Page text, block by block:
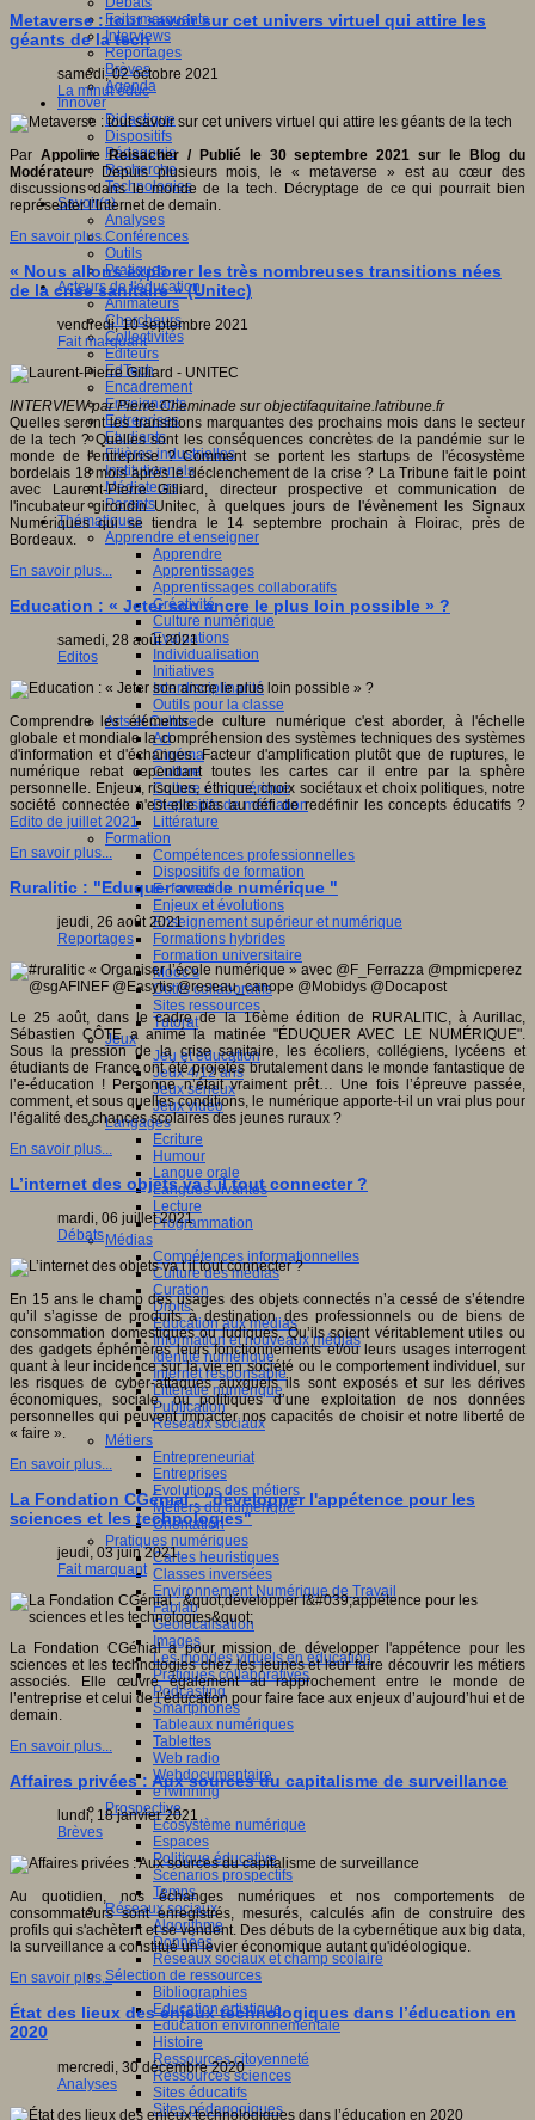
Faits marquants
Interviews
Reportages
Brèves
Agenda
Innover
Didactique
Dispositifs
Pédagogie
Recherche
Technologies
Savoir(s)
Analyses
Conférences
Outils
Pratiques
Acteurs de l'éducation
Animateurs
Chercheurs
Collectivités
Editeurs
EdTech
Encadrement
Enseignants
Entreprises
Etudiants
Filières industrielles
Institutionnels
Médiateurs
Parents
Thématiques
Apprendre et enseigner
Apprendre
Apprentissages
Apprentissages collaboratifs
Créativité
Culture numérique
Evaluations
Individualisation
Initiatives
Interdisciplinarité
Outils pour la classe
Arts et Culture
Art
Cinéma
Culture
Culture et numérique
Dispositifs de médiation
Littérature
Formation
Compétences professionnelles
Dispositifs de formation
E- formation
Enjeux et évolutions
Enseignement supérieur et numérique
Formations hybrides
Formation universitaire
Mooc’s
Outils collaboratifs
Sites ressources
Tutorat
Jeux
Jeu et éducation
Jeux 4/12 ans
Jeux sérieux
Jeux vidéo
Langages
Ecriture
Humour
Langue orale
Langues vivantes
Lecture
Programmation
Médias
Compétences informationnelles
Culture des médias
Curation
Droits
Education aux médias
Information et nouveaux médias
Identité numérique
Internet responsable
Littératie numérique
Publication
Réseaux sociaux
Métiers
Entrepreneuriat
Entreprises
Evolutions des métiers
Métiers du numérique
Orientation
Pratiques numériques
Cartes heuristiques
Classes inversées
Environnement Numérique de Travail
Fablab
Géolocalisation
Images
Les mondes virtuels en éducation
Pratiques collaboratives
Podcasting
Smartphones
Tableaux numériques
Tablettes
Web radio
Webdocumentaire
eTwinning
Prospective
Ecosystème numérique
Espaces
Politique éducative
Scénarios prospectifs
Temps
Réseaux sociaux
Algorithme
Données
Réseaux sociaux et champ scolaire
Sélection de ressources
Bibliographies
Education artistique
Education environnementale
Histoire
Ressources citoyenneté
Ressources sciences
Sites éducatifs
Sites pédagogiques
Metaverse : tout savoir sur cet univers virtuel qui attire les
géants de la tech
samedi, 02 octobre 2021
La minut’éduc
Par Appoline Reisacher / Publié le 30 septembre 2021 sur le Blog du
Modérateur. Depuis plusieurs mois, le « metaverse » est au cœur des
discussions dans le monde de la tech. Décryptage de ce qui pourrait bien
représenter l’Internet de demain.
En savoir plus...
« Nous allons explorer les très nombreuses transitions nées
de la crise sanitaire » (Unitec)
vendredi, 10 septembre 2021
Fait marquant
INTERVIEW par Pierre Cheminade sur objectifaquitaine.latribune.fr
Quelles seront les transitions marquantes des prochains mois dans le secteur
de la tech ? Quelles sont les conséquences concrètes de la pandémie sur le
monde de l'entreprise ? Comment se portent les startups de l'écosystème
bordelais 18 mois après le déclenchement de la crise ? La Tribune fait le point
avec Laurent-Pierre Gilliard, directeur prospective et communication de
l'incubateur girondin Unitec, à quelques jours de l'évènement les Signaux
Numériques qui se tiendra le 14 septembre prochain à Floirac, près de
Bordeaux.
En savoir plus...
Education : « Jeter son ancre le plus loin possible » ?
samedi, 28 août 2021
Editos
Comprendre les éléments de culture numérique c'est aborder, à l'échelle
globale et mondiale la compréhension des systèmes techniques des systèmes
d'information et d'échanges. Facteur d'amplification plutôt que de ruptures, le
numérique rebat cependant toutes les cartes car il entre par la sphère
personnelle. Enjeux, risques, éthique, choix sociétaux et choix politiques, notre
société connectée n'est-elle pas au défi de redéfinir les concepts éducatifs ?
Edito de juillet 2021
En savoir plus...
Ruralitic : "Eduquer avec le numérique "
jeudi, 26 août 2021
Reportages
Le 25 août, dans le cadre de la 16ème édition de RURALITIC, à Aurillac,
Sébastien CÔTE a animé la matinée "ÉDUQUER AVEC LE NUMÉRIQUE".
Sous la pression de la crise sanitaire, les écoliers, collégiens, lycéens et
étudiants de France ont été projetés brutalement dans le monde fantastique de
l’e-éducation ! Personne n’était vraiment prêt… Une fois l’épreuve passée,
comment, et sous quelles conditions, le numérique apporte-t-il un vrai plus pour
l’égalité des chances scolaires des jeunes ruraux ?
En savoir plus...
L’internet des objets va t il tout connecter ?
mardi, 06 juillet 2021
Débats
En 15 ans le champ des usages des objets connectés n’a cessé de s’étendre
qu’il s’agisse de produits à destination des professionnels ou de biens de
consommation domestiques ou ludiques. Qu’ils soient véritablement utiles ou
des gadgets éphémères leurs fonctionnements et/ou leurs usages interrogent
quant à leur incidence sur la vie en société ou le comportement individuel, sur
les risques de cyber-attaques auxquels ils sont exposés et sur les dérives
économiques, sociale, ou politiques d’une exploitation de nos données
personnelles qui peuvent impacter nos capacités de choisir et notre liberté de
« faire ».
En savoir plus...
La Fondation CGénial : "développer l'appétence pour les
sciences et les technologies"
jeudi, 03 juin 2021
Fait marquant
La Fondation CGénial a pour mission de développer l'appétence pour les
sciences et les technologies chez les jeunes et leur faire découvrir les métiers
associés. Elle œuvre également au rapprochement entre le monde de
l’entreprise et celui de l’éducation pour faire face aux enjeux d’aujourd’hui et de
demain.
En savoir plus...
Affaires privées : Aux sources du capitalisme de surveillance
lundi, 18 janvier 2021
Brèves
Au quotidien, nos échanges numériques et nos comportements de
consommateurs sont enregistrés, mesurés, calculés afin de construire des
profils qui s'achètent et se vendent. Des débuts de la cybernétique aux big data,
la surveillance a constitué un levier économique autant qu'idéologique.
En savoir plus...
État des lieux des enjeux technologiques dans l’éducation en
2020
mercredi, 30 décembre 2020
Analyses